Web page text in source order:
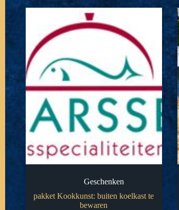
Geschenken
pakket Kookkunst: buiten koelkast te
bewaren